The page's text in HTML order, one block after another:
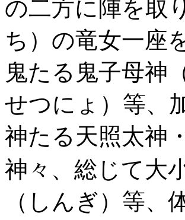
の二方に陣を取
ち）の竜女一座
鬼たる鬼子母神
せつにょ）等、
神たる天照太神
神々、総じて
（しんぎ）等